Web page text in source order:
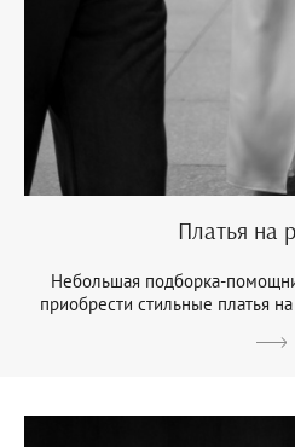
Платья на
Небольшая подборка-
приобрести стильные платья